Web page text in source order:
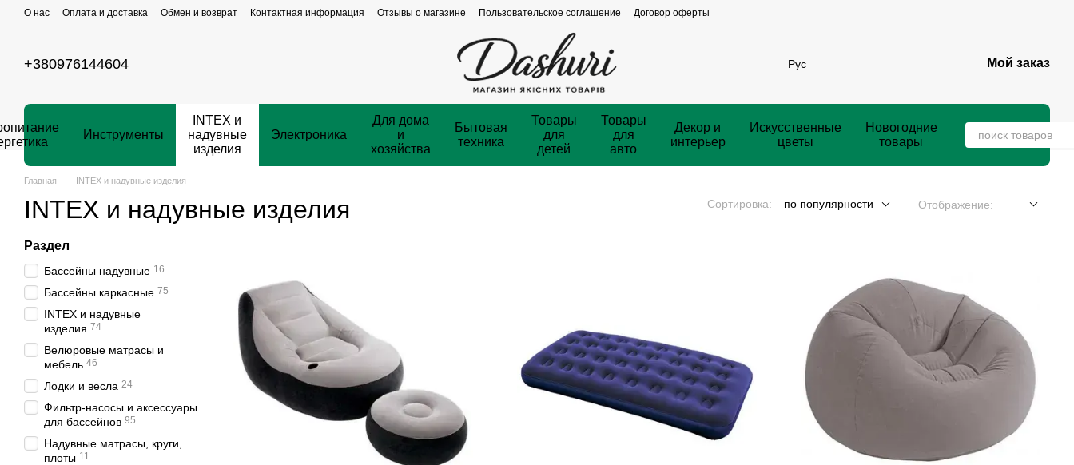
Перейти к основному контенту
О нас Оплата и доставка Обмен и возврат Контактная информация Отзывы о магазине Пользовательское соглашение Договор оферты
+380976144604 Рус Мой заказ
Инструменты
INTEX и
надувные
изделия
Электроника
Для дома
и
хозяйства
Бытовая
техника
Товары
для
детей
Товары
для
авто
Декор и
интерьер
Искусственные
цветы
Новогодние
товары
Главная INTEX и надувные изделия
INTEX и надувные изделия Сортировка: по популярности Отображение:
Раздел
Бассейны надувные 16
Бассейны каркасные 75
INTEX и надувные
изделия 74
Велюровые матрасы и
мебель 46
Лодки и весла 24
Фильтр-насосы и аксессуары
для бассейнов 95
Надувные матрасы, круги,
плоты 11